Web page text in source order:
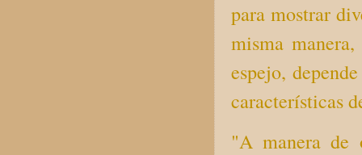
para mostrar
misma
espejo,
características
"A manera de